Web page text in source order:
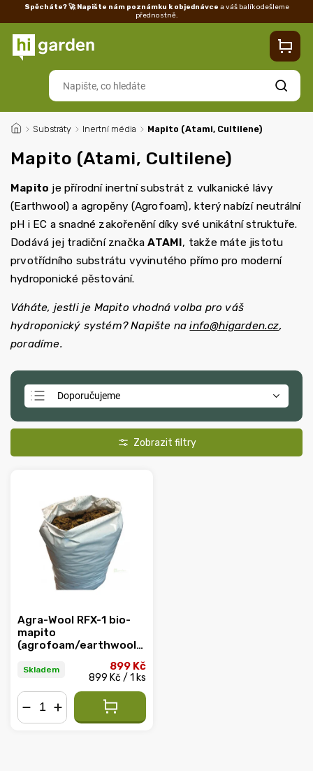
Spěcháte? 🚀 Napište nám poznámku k objednávce a váš balík odešleme
přednostně.
Vrácení/reklamace
Hledat
/ Substráty / Inertní média / Mapito (Atami, Cultilene)
Mapito (Atami, Cultilene)
Mapito je přírodní inertní substrát z vulkanické lávy
(Earthwool) a agropěny (Agrofoam), který nabízí neutrální
pH i EC a snadné zakořenění díky své unikátní struktuře.
Dodává jej tradiční značkaATAMI, takže máte jistotu
prvotřídního substrátu vyvinutého přímo pro moderní
hydroponické pěstování.
Váháte, jestli je Mapito vhodná volba pro váš
hydroponický systém? Napište nainfo@higarden.cz,
poradíme.
Doporučujeme
Nejlevnější
Agra-Wool RFX-1 bio-
mapito
(agrofoam/earthwool)
Skladem 899 Kč
899 Kč / 1 ks